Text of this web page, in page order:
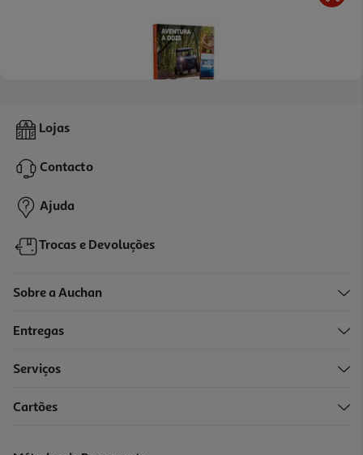
Aventura A Dois Odisseias
34,90 €
Lojas
Contacto
Ajuda
Trocas e Devoluções
Sobre a Auchan
Entregas
Serviços
Cartões